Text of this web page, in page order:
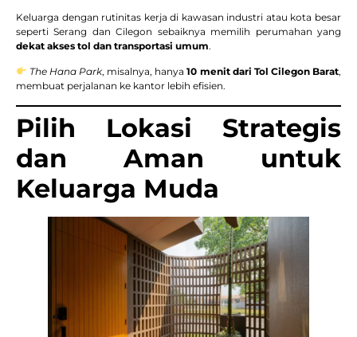
Keluarga dengan rutinitas kerja di kawasan industri atau kota besar
seperti Serang dan Cilegon sebaiknya memilih perumahan yang
dekat akses tol dan transportasi umum.
The Hana Park, misalnya, hanya10 menit dari Tol Cilegon Barat,
membuat perjalanan ke kantor lebih efisien.
Pilih Lokasi Strategis
dan Aman untuk
Keluarga Muda